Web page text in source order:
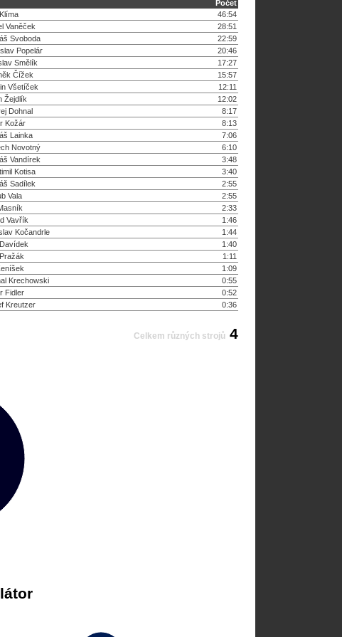
Počet
46:54
Vaněček
28:51
Svoboda
22:59
Popelár
20:46
Smělík
17:27
Čížek
15:57
Všetíček
12:11
Žejdlík
12:02
Dohnal
8:17
Kožár
8:13
Lainka
7:06
Novotný
6:10
Vandírek
3:48
Kotisa
3:40
Sadílek
2:55
Vala
2:55
2:33
Vavřík
1:46
Kočandrle
1:44
1:40
1:11
1:09
Krechowski
0:55
Fidler
0:52
Kreutzer 0:36
Celkem různých strojů 4